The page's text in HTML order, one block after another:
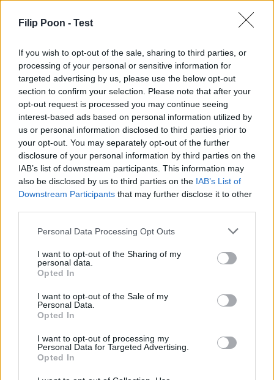
Filip Poon - Test
If you wish to opt-out of the sale, sharing to third parties, or
processing of your personal or sensitive information for
targeted advertising by us, please use the below opt-out
section to confirm your selection. Please note that after your
opt-out request is processed you may continue seeing
interest-based ads based on personal information utilized by
us or personal information disclosed to third parties prior to
your opt-out. You may separately opt-out of the further
disclosure of your personal information by third parties on the
IAB’s list of downstream participants. This information may
also be disclosed by us to third parties on the IAB’s List of
Downstream Participants that may further disclose it to other
Personal Data Processing Opt Outs
I want to opt-out of the Sharing of my
personal data.
Opted In
I want to opt-out of the Sale of my
Personal Data.
Opted In
I want to opt-out of processing my
Personal Data for Targeted Advertising.
Opted In
Du kanske också gillar
Övrigt 4.3333333333333/5 Övrigt